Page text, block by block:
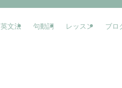
英文法 句動詞 レッスン ブロ